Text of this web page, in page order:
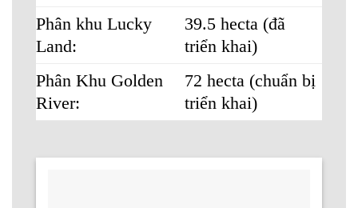
Phân khu Lucky
Land:
39.5 hecta (đã
triển khai)
Phân Khu Golden
River:
72 hecta (chuẩn bị
triển khai)